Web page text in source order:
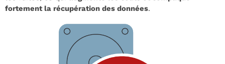
fortement la récupération des données.